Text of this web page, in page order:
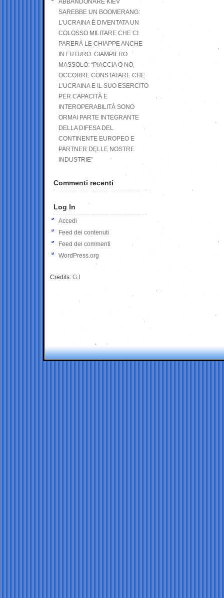
ABBANDONARE KIEV
SAREBBE UN BOOMERANG:
L’UCRAINA È DIVENTATA UN
COLOSSO MILITARE CHE CI
PARERÀ LE CHIAPPE ANCHE
IN FUTURO. GIAMPIERO
MASSOLO: “PIACCIA O NO,
OCCORRE CONSTATARE CHE
L’UCRAINA E IL SUO ESERCITO
PER CAPACITÀ E
INTEROPERABILITÀ SONO
ORMAI PARTE INTEGRANTE
DELLA DIFESA DEL
CONTINENTE EUROPEO E
PARTNER DELLE NOSTRE
INDUSTRIE”
Commenti recenti
Log In
Accedi
Feed dei contenuti
Feed dei commenti
WordPress.org
Credits: G.I